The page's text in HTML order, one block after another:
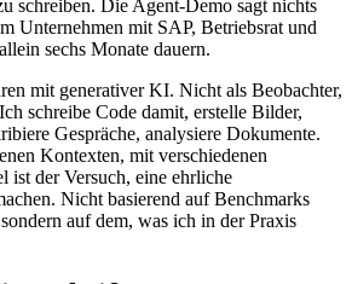
schreiben. Die Agent-Demo sagt nichts
Unternehmen mit SAP, Betriebsrat und
sechs Monate dauern.
mit generativer KI. Nicht als Beobachter,
schreibe Code damit, erstelle Bilder,
Gespräche, analysiere Dokumente.
Kontexten, mit verschiedenen
ist der Versuch, eine ehrliche
Nicht basierend auf Benchmarks
auf dem, was ich in der Praxis